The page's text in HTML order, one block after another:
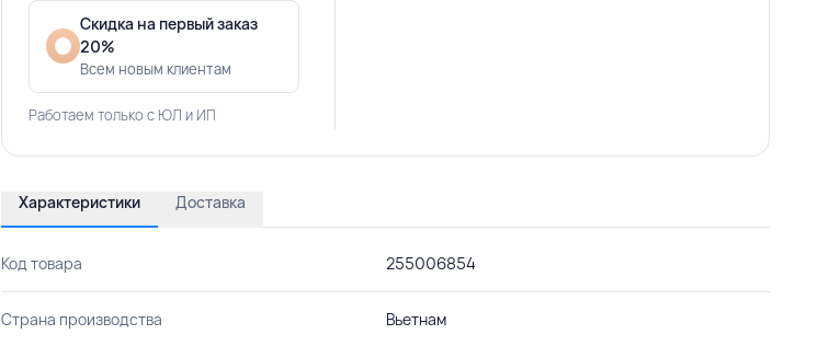
Скидка на первый заказ
20%
Всем новым клиентам
Работаем только с ЮЛ и ИП
Характеристики Доставка
Код товара 255006854
Страна производства Вьетнам